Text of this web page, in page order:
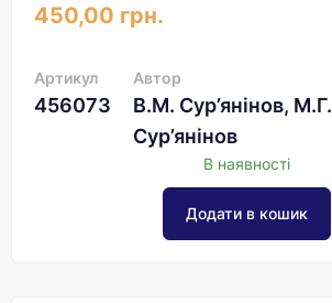
450,00 грн.
Артикул
456073
Автор
В.М. Сур’янінов, М.Г.
Сур’янінов
В наявності